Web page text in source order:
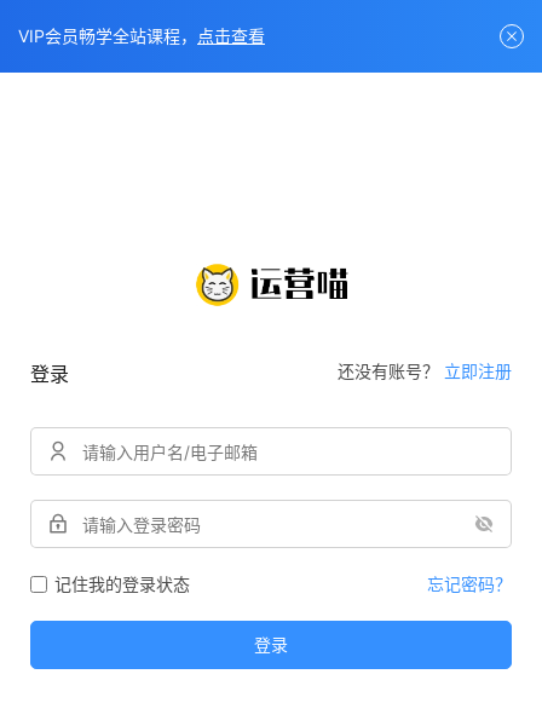
登录 还没有账号？ 立即注册
记住我的登录状态 忘记密码？
登录
VIP会员畅学全站课程， 点击查看